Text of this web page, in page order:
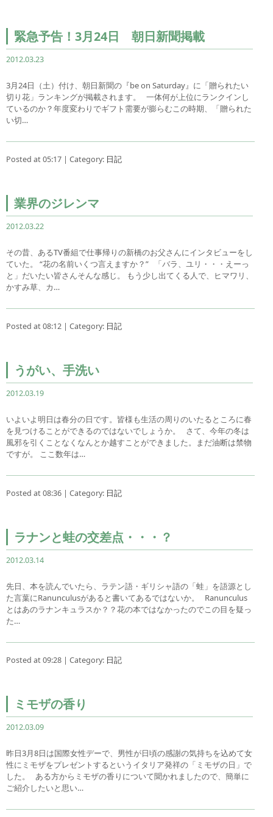
緊急予告！3月24日 朝日新聞掲載
2012.03.23
3月24日（土）付け、朝日新聞の『be on Saturday』に「贈られたい
切り花」ランキングが掲載されます。 一体何が上位にランクインし
ているのか？年度変わりでギフト需要が膨らむこの時期、「贈られた
い切…
Posted at 05:17 | Category: 日記
業界のジレンマ
2012.03.22
その昔、あるTV番組で仕事帰りの新橋のお父さんにインタビューをし
ていた。 “花の名前いくつ言えますか？” 「バラ、ユリ・・・えーっ
と」だいたい皆さんそんな感じ。 もう少し出てくる人で、ヒマワリ、
かすみ草、カ…
Posted at 08:12 | Category: 日記
うがい、手洗い
2012.03.19
いよいよ明日は春分の日です。皆様も生活の周りのいたるところに春
を見つけることができるのではないでしょうか。 さて、今年の冬は
風邪を引くことなくなんとか越すことができました。まだ油断は禁物
ですが。 ここ数年は…
Posted at 08:36 | Category: 日記
ラナンと蛙の交差点・・・？
2012.03.14
先日、本を読んでいたら、ラテン語・ギリシャ語の「蛙」を語源とし
た言葉にRanunculusがあると書いてあるではないか。 Ranunculus
とはあのラナンキュラスか？？花の本ではなかったのでこの目を疑っ
た…
Posted at 09:28 | Category: 日記
ミモザの香り
2012.03.09
昨日3月8日は国際女性デーで、男性が日頃の感謝の気持ちを込めて女
性にミモザをプレゼントするというイタリア発祥の「ミモザの日」で
した。 ある方からミモザの香りについて聞かれましたので、簡単に
ご紹介したいと思い…